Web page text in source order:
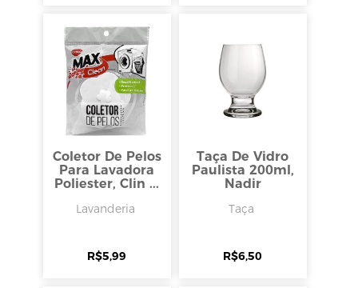
Coletor De Pelos
Para Lavadora
Poliester, Clin ...
Lavanderia
R$5,99
Taça De Vidro
Paulista 200ml,
Nadir
Taça
R$6,50